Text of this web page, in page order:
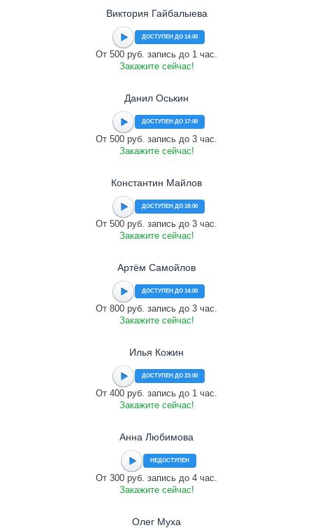
Виктория Гайбалыева
ДОСТУПЕН ДО 14:00
От 500 руб. запись до 1 час.
Закажите сейчас!
Данил Оськин
ДОСТУПЕН ДО 17:00
От 500 руб. запись до 3 час.
Закажите сейчас!
Константин Майлов
ДОСТУПЕН ДО 18:00
От 500 руб. запись до 3 час.
Закажите сейчас!
Артём Самойлов
ДОСТУПЕН ДО 14:00
От 800 руб. запись до 3 час.
Закажите сейчас!
Илья Кожин
ДОСТУПЕН ДО 23:00
От 400 руб. запись до 1 час.
Закажите сейчас!
Анна Любимова
НЕДОСТУПЕН
От 300 руб. запись до 4 час.
Закажите сейчас!
Олег Муха